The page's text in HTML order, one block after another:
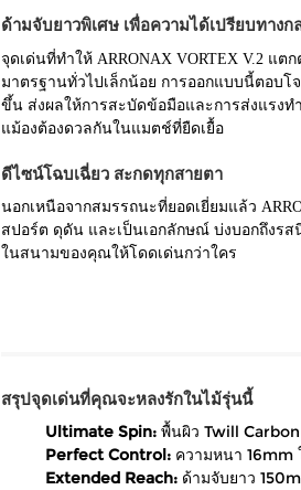
ด้ามจับยาวพิเศษ เพื่อความได้เปรียบทางก
จุดเด่นที่ทำให้ ARRONAX VORTEX V.2 แตก
มาตรฐานทั่วไปเล็กน้อย การออกแบบนี้ตอบโ
ขึ้น ส่งผลให้การสะบัดข้อมือและการส่งแรงท
แม้องต้องดวลกันในแมตช์ที่ยืดเยื้อ
ดีไซน์โฉบเฉี่ยว สะกดทุกสายตา
นอกเหนือจากสมรรถนะที่ยอดเยี่ยมแล้ว
สปอร์ต ดุดัน และเป็นเอกลักษณ์ บ่งบอกถึงร
ในสนามของคุณให้โดดเด่นกว่าใคร
สรุปจุดเด่นที่คุณจะหลงรักในไม้รุ่นนี้
Ultimate Spin:พื้นผิว Twill Carbon
Perfect Control:ความหนา 16mm
Extended Reach:ด้ามจับยาว